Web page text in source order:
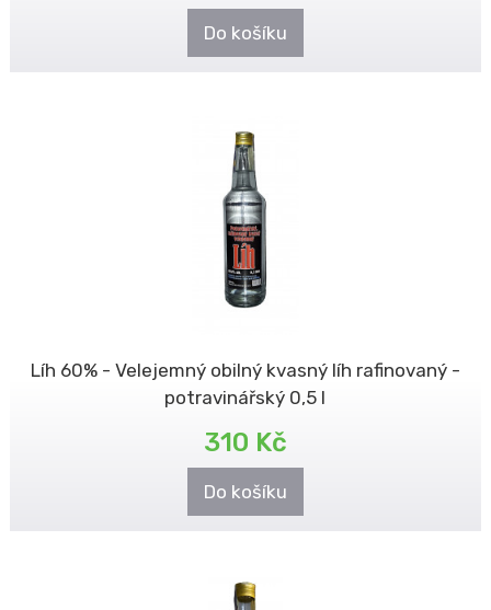
Do košíku
Líh 60% - Velejemný obilný kvasný líh rafinovaný -
potravinářský 0,5 l
310 Kč
Do košíku